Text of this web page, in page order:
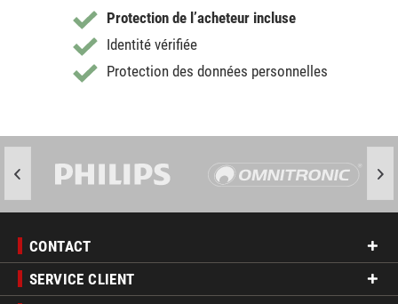
Protection de l’acheteur incluse
Identité vérifiée
Protection des données personnelles
CONTACT
SERVICE CLIENT